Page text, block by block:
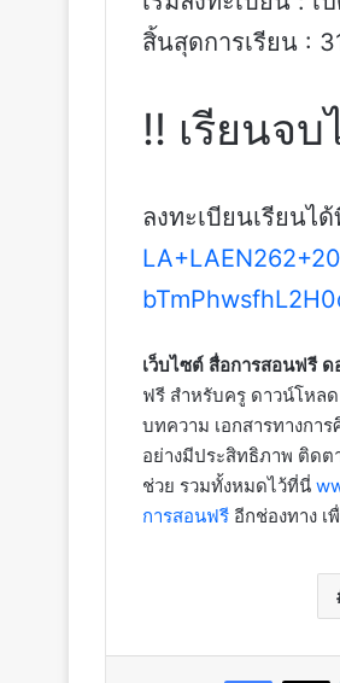
สิ้นสุดการเรียน :
‼️ เรียนจ
ลงทะเบียนเรียนไ
เว็บไซต์ สื่อการสอนฟรี
ฟรี สำหรับครู ดาวน์โหล
บทความ เอกสารทางกา
อย่างมีประสิทธิภาพ ติด
ช่วย รวมทั้งหมดไว้ที่นี่
การสอนฟรี อีกช่องทาง